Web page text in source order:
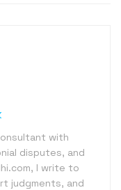
with
disputes, and
I write to
judgments, and